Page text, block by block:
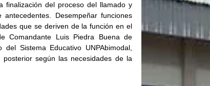
finalización del proceso del llamado y
Desempeñar funciones
que se deriven de la función en el
Comandante Luis Piedra Buena de
Sistema Educativo UNPAbimodal,
según las necesidades de la